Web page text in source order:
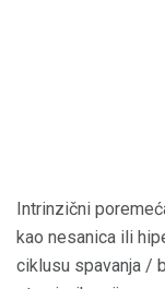
Intrinzični
kao nesanica ili
ciklusu spavanja /